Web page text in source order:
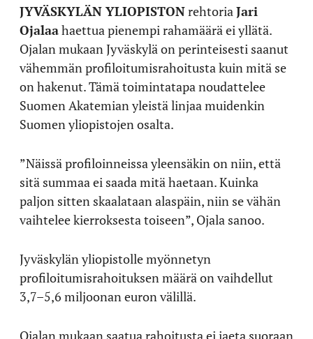
JYVÄSKYLÄN YLIOPISTONrehtoriaJari
Ojalaahaettua pienempi rahamäärä ei yllätä.
Ojalan mukaan Jyväskylä on perinteisesti saanut
vähemmän profiloitumisrahoitusta kuin mitä se
on hakenut. Tämä toimintatapa noudattelee
Suomen Akatemian yleistä linjaa muidenkin
Suomen yliopistojen osalta.
”Näissä profiloinneissa yleensäkin on niin, että
sitä summaa ei saada mitä haetaan. Kuinka
paljon sitten skaalataan alaspäin, niin se vähän
vaihtelee kierroksesta toiseen”, Ojala sanoo.
Jyväskylän yliopistolle myönnetyn
profiloitumisrahoituksen määrä on vaihdellut
3,7–5,6 miljoonan euron välillä.
Ojalan mukaan saatua rahoitusta ei jaeta suoraan